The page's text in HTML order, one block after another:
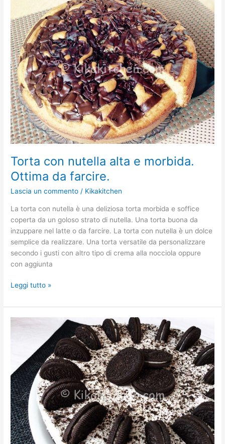
Torta con nutella alta e morbida.
Ottima da farcire.
Lascia un commento / Kikakitchen
La torta con nutella è una deliziosa torta morbida e soffice
coperta da un goloso strato di nutella. Una torta buona da
inzuppare nel latte o da farcire. La torta con nutella è un dolce
semplice da realizzare. Una torta versatile da personalizzare
secondo i gusti con altro tipo di crema alla nocciola oppure
con aggiunta
nutella
alta
e
morbida.
Ottima
da
farcire.
Leggi tutto »
cottura
(Oreo
dream
pie)